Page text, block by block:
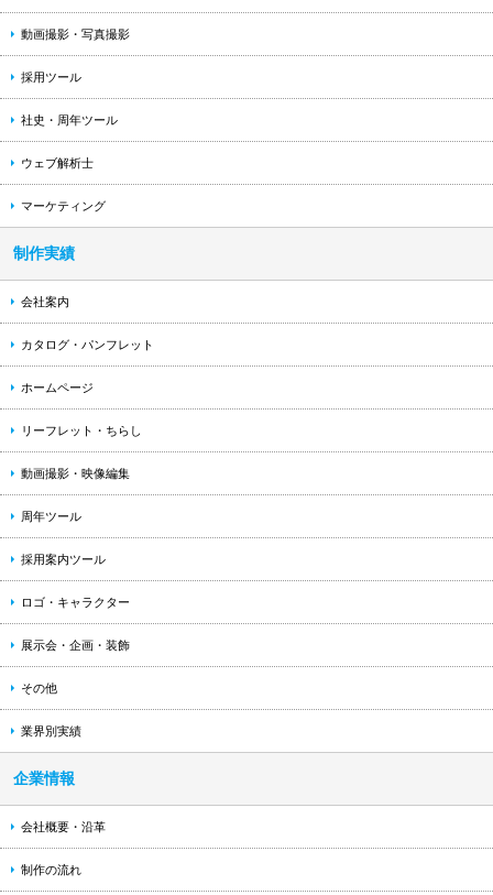
動画撮影・写真撮影
採用ツール
社史・周年ツール
ウェブ解析士
マーケティング
制作実績
会社案内
カタログ・パンフレット
ホームページ
リーフレット・ちらし
動画撮影・映像編集
周年ツール
採用案内ツール
ロゴ・キャラクター
展示会・企画・装飾
その他
業界別実績
企業情報
会社概要・沿革
制作の流れ